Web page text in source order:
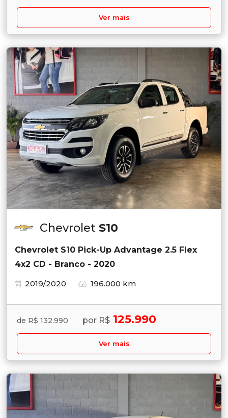
Ver mais
Chevrolet S10
Chevrolet S10 Pick-Up Advantage 2.5 Flex
4x2 CD - Branco - 2020
2019/2020
196.000 km
de R$ 132.990 por R$ 125.990
Ver mais